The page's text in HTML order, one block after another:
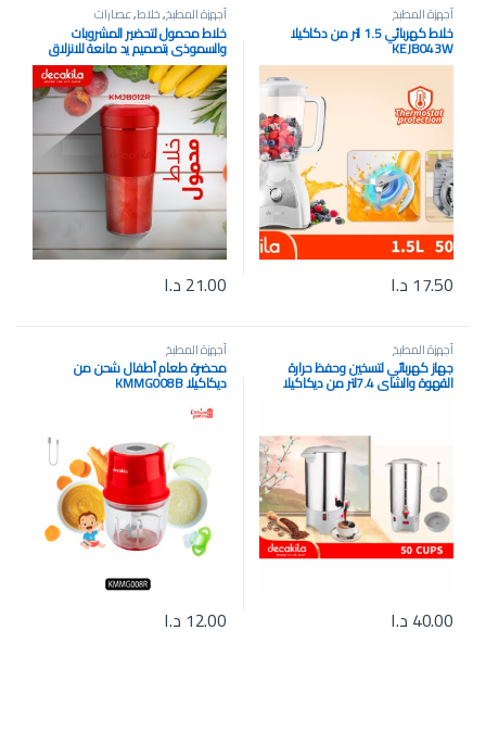
أجهزة المطبخ
خلاط كهربائي 1.5 لتر من دكاكيلا
KEJB043W
17.50 د.ا
أجهزة المطبخ,خلاط,عصارات
خلاط محمول لتحضير المشروبات
والسموذي بتصميم يد مانعة للانزلاق
300لتر من ديكاكيلا (KMJB012R)
21.00 د.ا
أجهزة المطبخ
جهاز كهربائي لتسخين وحفظ حرارة
القهوة والشاي 7.4لتر من ديكاكيلا
40.00 د.ا
أجهزة المطبخ
محضرة طعام أطفال شحن من
ديكاكيلا KMMG008B
12.00 د.ا